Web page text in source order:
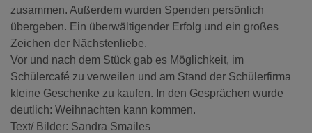
zusammen. Außerdem wurden Spenden persönlich
übergeben. Ein überwältigender Erfolg und ein großes
Zeichen der Nächstenliebe.
Vor und nach dem Stück gab es Möglichkeit, im
Schülercafé zu verweilen und am Stand der Schülerfirma
kleine Geschenke zu kaufen. In den Gesprächen wurde
deutlich: Weihnachten kann kommen.
Text/ Bilder: Sandra Smailes